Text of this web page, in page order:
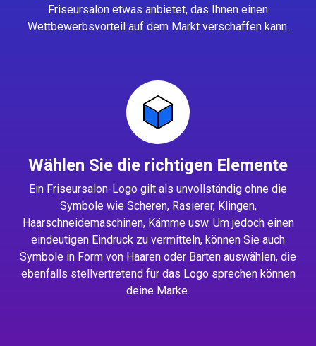
Friseursalon etwas anbietet, das Ihnen einen
Wettbewerbsvorteil auf dem Markt verschaffen kann.
Wählen Sie die richtigen Elemente
Ein Friseursalon-Logo gilt als unvollständig ohne die
Symbole wie Scheren, Rasierer, Klingen,
Haarschneidemaschinen, Kämme usw. Um jedoch einen
eindeutigen Eindruck zu vermitteln, können Sie auch
Symbole in Form von Haaren oder Barten auswählen, die
ebenfalls stellvertretend für das Logo sprechen können
deine Marke.